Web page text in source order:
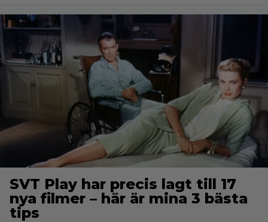
SVT Play har precis lagt till 17
nya filmer – här är mina 3 bästa
tips